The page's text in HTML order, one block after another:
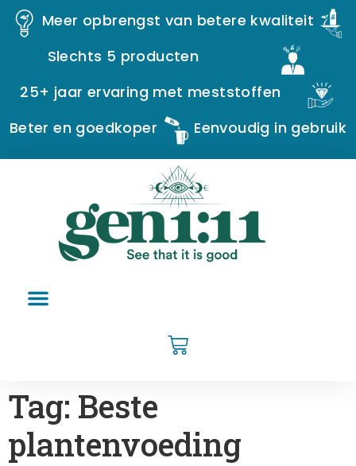
Meer opbrengst van betere kwaliteit
Slechts 5 producten
25+ jaar ervaring met meststoffen
Beter en goedkoper
Eenvoudig in gebruik
Tag: Beste
plantenvoeding